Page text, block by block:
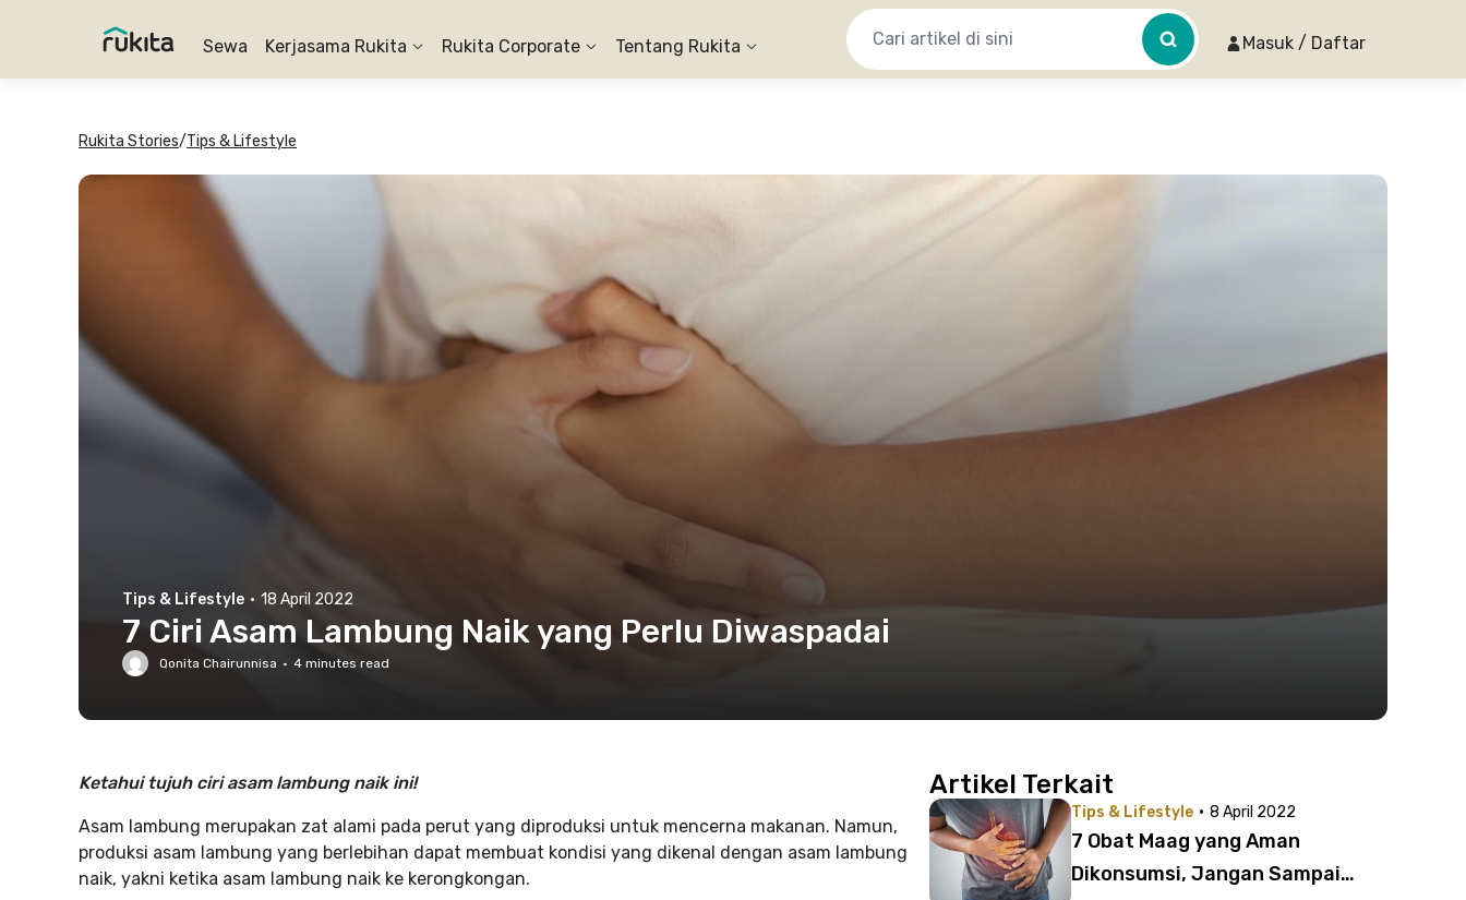
Sewa Kerjasama Rukita Rukita Corporate Tentang Rukita Masuk / Daftar
Rukita Stories/Tips & Lifestyle
Tips & Lifestyle · 18 April 2022
7 Ciri Asam Lambung Naik yang Perlu Diwaspadai
Qonita Chairunnisa · 4 minutes read
Ketahui tujuh ciri asam lambung naik ini!
Asam lambung merupakan zat alami pada perut yang diproduksi untuk mencerna makanan. Namun,
produksi asam lambung yang berlebihan dapat membuat kondisi yang dikenal dengan asam lambung
naik, yakni ketika asam lambung naik ke kerongkongan.
Artikel Terkait
Tips & Lifestyle · 8 April 2022
7 Obat Maag yang Aman
Dikonsumsi, Jangan Sampai